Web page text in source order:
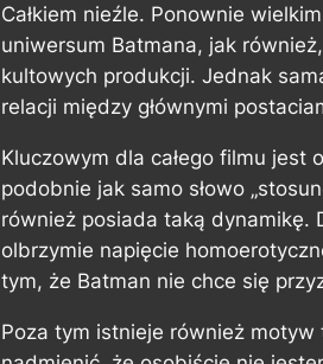
Całkiem nieźle. Ponownie
uniwersum Batmana, jak
kultowych produkcji. Jednak
relacji między głównymi
Kluczowym dla całego filmu jest
podobnie jak samo słowo
również posiada taką dynamikę.
olbrzymie napięcie
tym, że Batman nie chce się
Poza tym istnieje również